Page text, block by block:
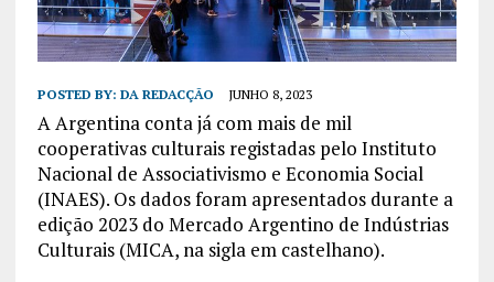
POSTED BY: DA REDACÇÃO JUNHO 8, 2023
A Argentina conta já com mais de mil
cooperativas culturais registadas pelo Instituto
Nacional de Associativismo e Economia Social
(INAES). Os dados foram apresentados durante a
edição 2023 do Mercado Argentino de Indústrias
Culturais (MICA, na sigla em castelhano).